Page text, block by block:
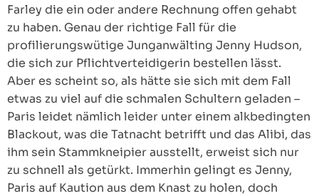
Farley die ein oder andere Rechnung offen gehabt
zu haben. Genau der richtige Fall für die
profilierungswütige Junganwälting Jenny Hudson,
die sich zur Pflichtverteidigerin bestellen lässt.
Aber es scheint so, als hätte sie sich mit dem Fall
etwas zu viel auf die schmalen Schultern geladen –
Paris leidet nämlich leider unter einem alkbedingten
Blackout, was die Tatnacht betrifft und das Alibi, das
ihm sein Stammkneipier ausstellt, erweist sich nur
zu schnell als getürkt. Immerhin gelingt es Jenny,
Paris auf Kaution aus dem Knast zu holen, doch